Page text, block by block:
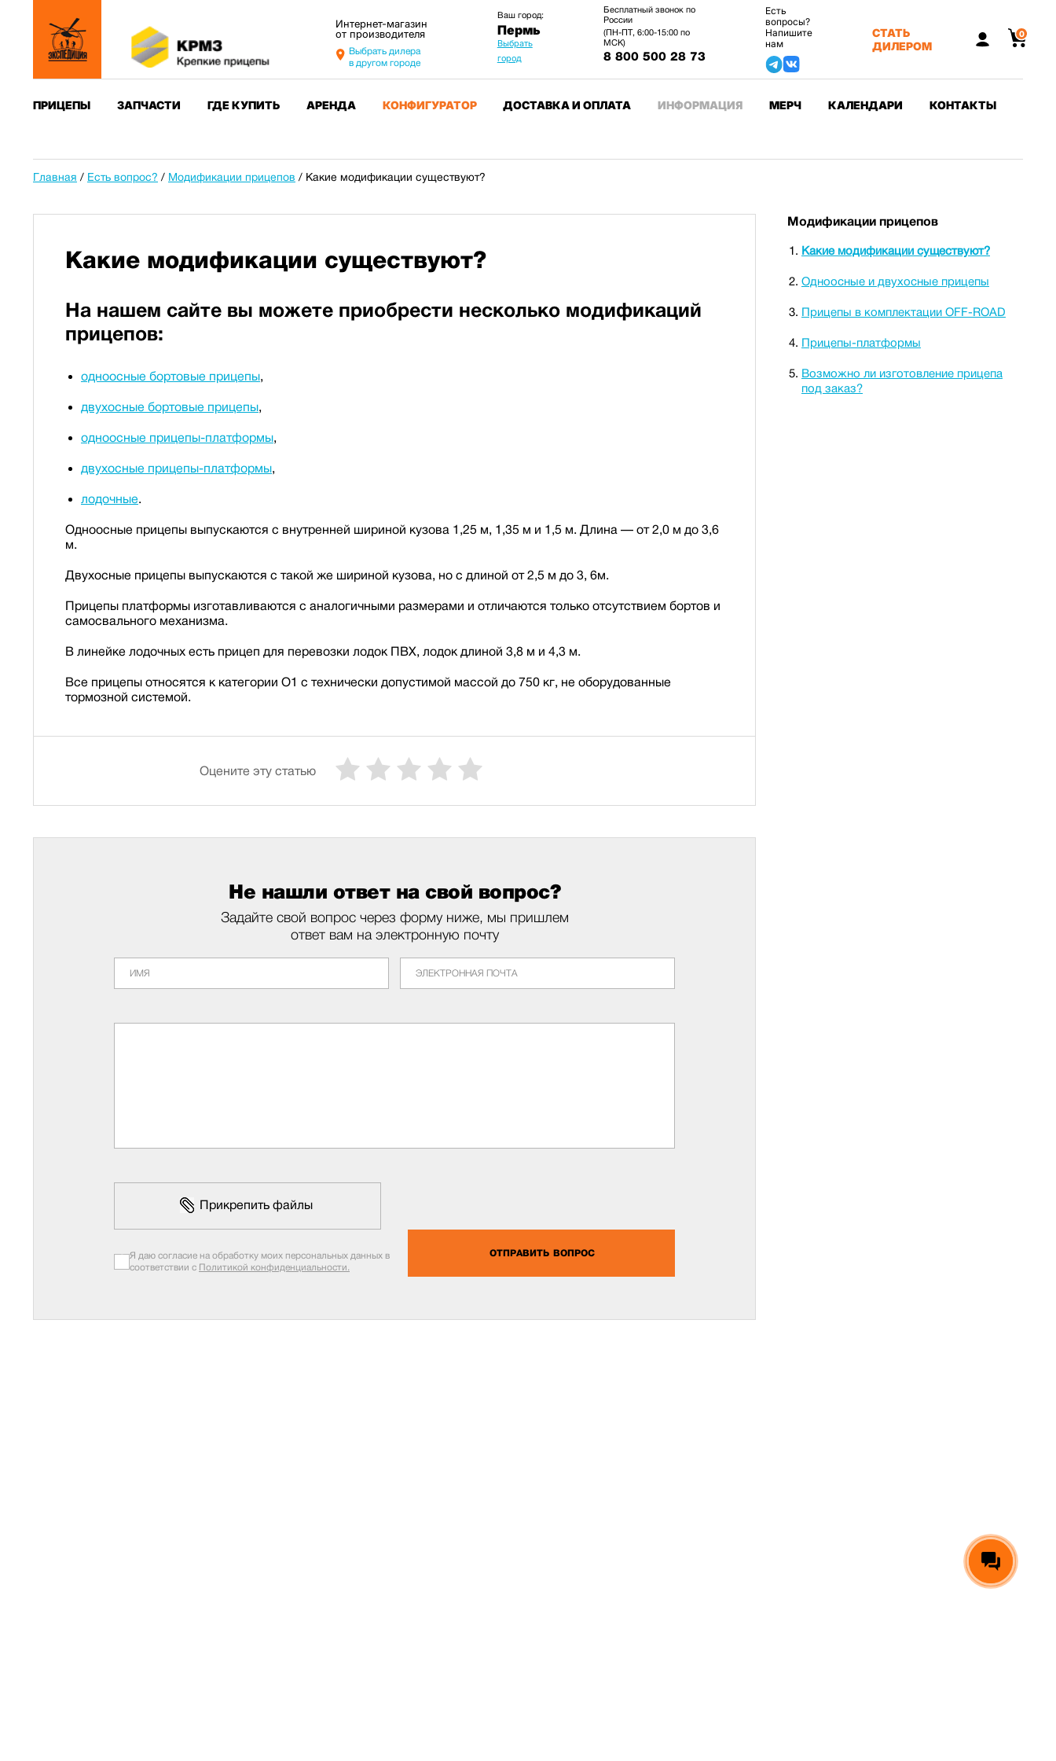
Интернет-магазин
от производителя
Выбрать дилера
в другом городе
Ваш город:
Пермь
Выбрать
город
Бесплатный звонок по
России
(ПН-ПТ, 6:00-15:00 по
МСК)
8 800 500 28 73
Есть
вопросы?
Напишите
нам
СТАТЬ
ДИЛЕРОМ
0
ПРИЦЕПЫ ЗАПЧАСТИ ГДЕ КУПИТЬ АРЕНДА КОНФИГУРАТОР ДОСТАВКА И ОПЛАТА ИНФОРМАЦИЯ МЕРЧ КАЛЕНДАРИ КОНТАКТЫ
Главная / Есть вопрос? / Модификации прицепов / Какие модификации существуют?
Какие модификации существуют?
На нашем сайте вы можете приобрести несколько модификаций
прицепов:
одноосные бортовые прицепы,
двухосные бортовые прицепы,
одноосные прицепы-платформы,
двухосные прицепы-платформы,
лодочные.
Одноосные прицепы выпускаются с внутренней шириной кузова 1,25 м, 1,35 м и 1,5 м. Длина — от 2,0 м до 3,6
м.
Двухосные прицепы выпускаются с такой же шириной кузова, но с длиной от 2,5 м до 3, 6м.
Прицепы платформы изготавливаются с аналогичными размерами и отличаются только отсутствием бортов и
самосвального механизма.
В линейке лодочных есть прицеп для перевозки лодок ПВХ, лодок длиной 3,8 м и 4,3 м.
Все прицепы относятся к категории О1 с технически допустимой массой до 750 кг, не оборудованные
тормозной системой.
Оцените эту статью
Модификации прицепов
Какие модификации существуют?
Одноосные и двухосные прицепы
Прицепы в комплектации OFF-ROAD
Прицепы-платформы
Возможно ли изготовление прицепа
под заказ?
Не нашли ответ на свой вопрос?
Задайте свой вопрос через форму ниже, мы пришлем
ответ вам на электронную почту
Прикрепить файлы
ОТПРАВИТЬ ВОПРОС
Я даю согласие на обработку моих персональных данных в
соответствии с Политикой конфиденциальности.